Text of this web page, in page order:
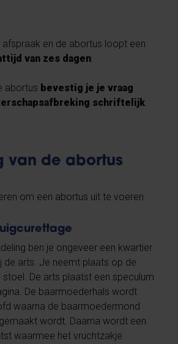
afspraak en de abortus loopt een
van zes dagen.
abortus bevestig je je vraag
schriftelijk.
van de abortus
om een abortus uit te voeren.
ben je ongeveer een kwartier
de arts. Je neemt plaats op de
De arts plaatst een speculum
De baarmoederhals wordt
waarna de baarmoedermond
wordt. Daarna wordt een
waarmee het vruchtzakje